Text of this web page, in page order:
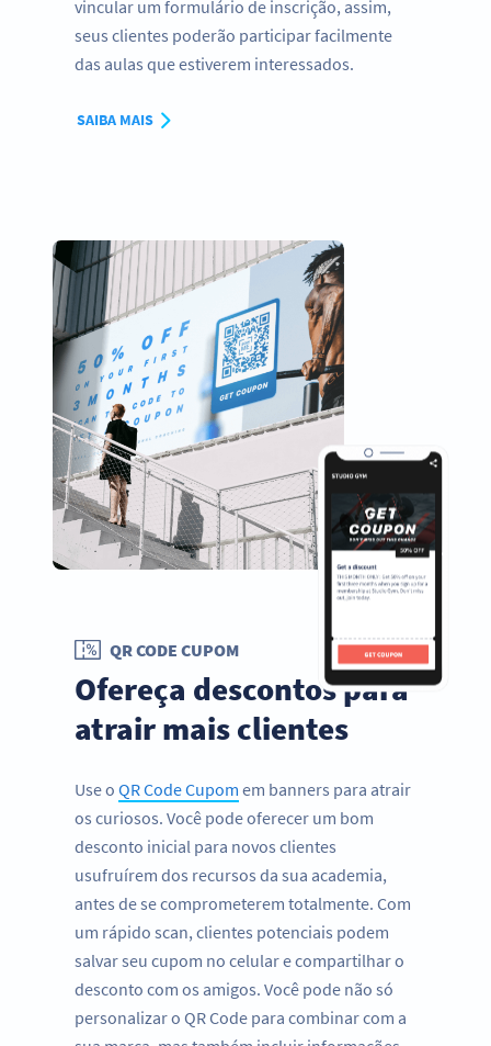
vincular um formulário de inscrição, assim,
seus clientes poderão participar facilmente
das aulas que estiverem interessados.
SAIBA MAIS
QR CODE CUPOM
Ofereça descontos para
atrair mais clientes
Use o QR Code Cupom em banners para atrair
os curiosos. Você pode oferecer um bom
desconto inicial para novos clientes
usufruírem dos recursos da sua academia,
antes de se comprometerem totalmente. Com
um rápido scan, clientes potenciais podem
salvar seu cupom no celular e compartilhar o
desconto com os amigos. Você pode não só
personalizar o QR Code para combinar com a